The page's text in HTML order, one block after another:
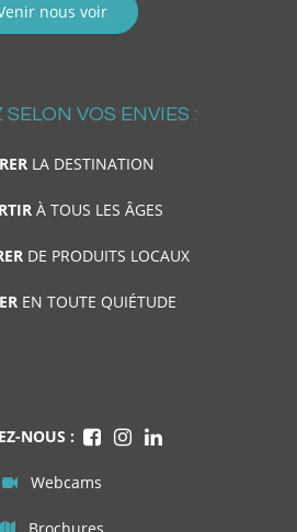
nous voir
SELON VOS ENVIES :
LA DESTINATION
À TOUS LES ÂGES
DE PRODUITS LOCAUX
EN TOUTE QUIÉTUDE
NOUS :
Webcams